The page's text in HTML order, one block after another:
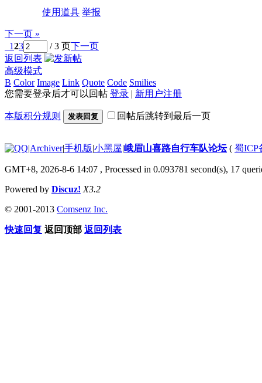
使用道具 举报
下一页 »
123 / 3 页下一页
返回列表
高级模式
B Color Image Link Quote Code Smilies
您需要登录后才可以回帖 登录 | 新用户注册
本版积分规则 发表回复 回帖后跳转到最后一页
|Archiver|手机版|小黑屋|峨眉山喜路自行车队论坛( 蜀ICP
GMT+8, 2026-8-6 14:07 , Processed in 0.093781 second(s), 17
Powered by Discuz! X3.2
© 2001-2013 Comsenz Inc.
快速回复 返回顶部 返回列表